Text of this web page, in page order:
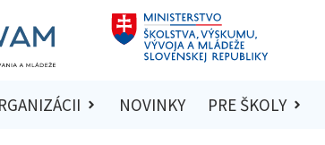
NOVINKY PRE ŠKOLY